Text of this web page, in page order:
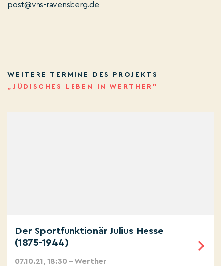
post@vhs-ravensberg.de
WEITERE TERMINE DES PROJEKTS
„JÜDISCHES LEBEN IN WERTHER”
Der Sportfunktionär Julius Hesse
(1875-1944)
07.10.21, 18:30 – Werther